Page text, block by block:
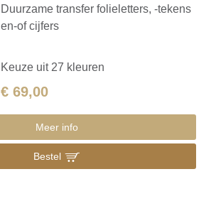
Duurzame transfer folieletters, -tekens
en-of cijfers
Keuze uit 27 kleuren
€ 69,00
Meer info
Bestel